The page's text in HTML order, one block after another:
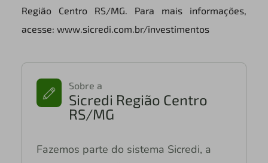
Região Centro RS/MG. Para mais informações,
acesse: www.sicredi.com.br/investimentos
Sobre a
Sicredi Região Centro
RS/MG
Fazemos parte do sistema Sicredi, a